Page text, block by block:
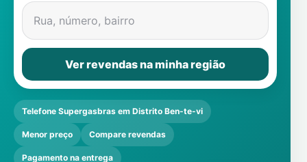
Rua, número, bairro
Ver revendas na minha região
Telefone Supergasbras em Distrito Ben-te-vi
Menor preço Compare revendas
Pagamento na entrega